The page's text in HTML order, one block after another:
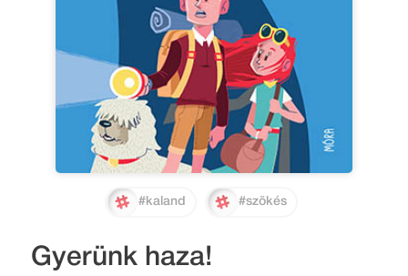
#kaland #szökés
Gyerünk haza!